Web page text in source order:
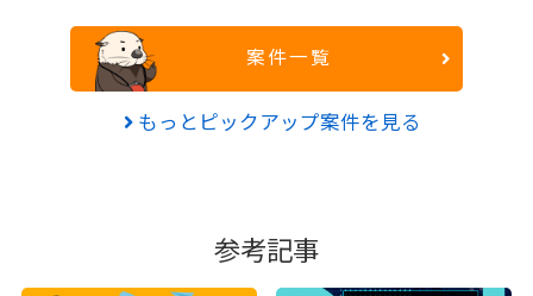
案件一覧
もっとピックアップ案件を見る
参考記事